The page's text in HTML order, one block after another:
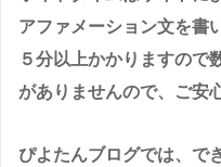
アファメーション文を書
５分以上かかりますので
がありませんので、ご安
ぴよたんブログでは、で